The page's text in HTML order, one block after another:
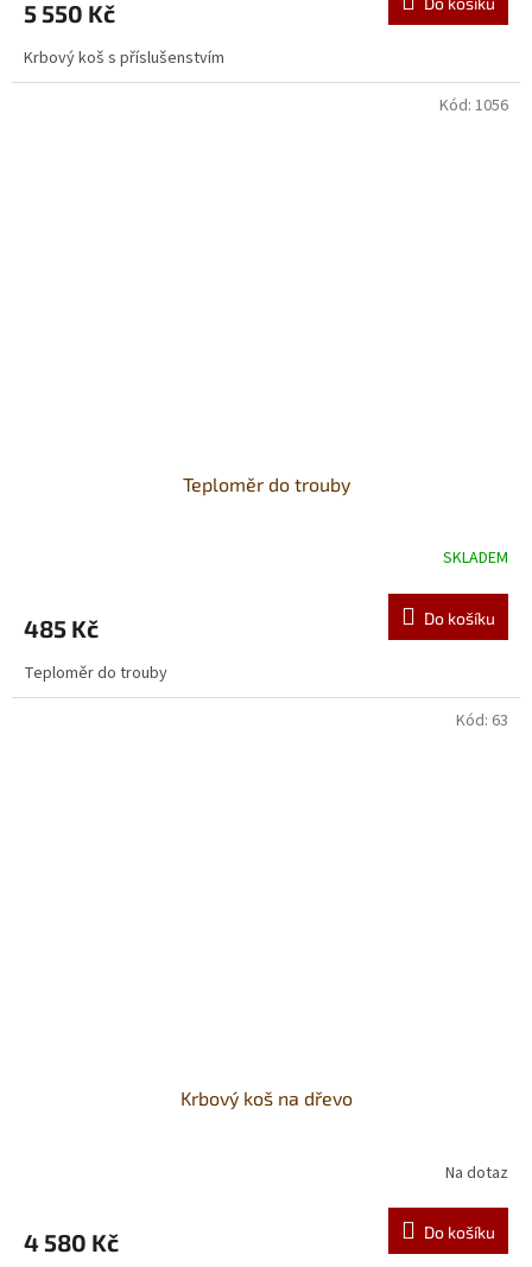
5 550 Kč
Krbový koš s příslušenstvím
Teploměr do trouby
SKLADEM
485 Kč Do košíku
Teploměr do trouby
Kód: 1056
Krbový koš na dřevo
Na dotaz
4 580 Kč Do košíku
Kód: 63